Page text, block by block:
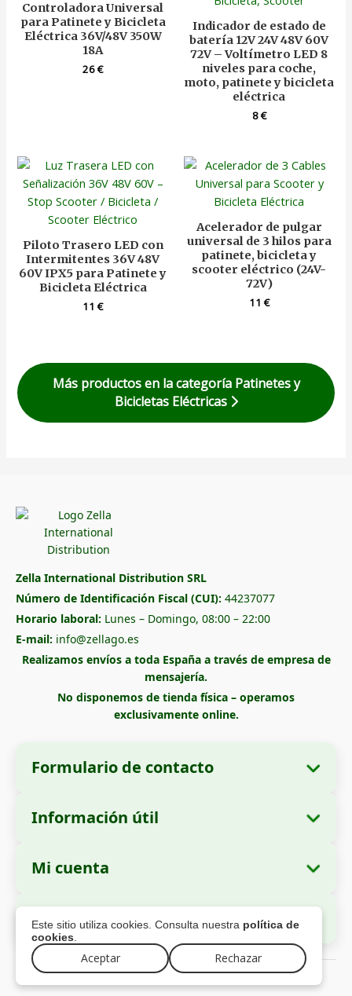
Este sitio utiliza cookies. Consulta nuestra política de
cookies
Aceptar Rechazar
Controladora Universal
para Patinete y Bicicleta
Eléctrica 36V/48V 350W
18A
26€
Indicador de estado de
batería 12V 24V 48V 60V
72V – Voltímetro LED 8
niveles para coche,
moto, patinete y bicicleta
eléctrica
8€
Piloto Trasero LED con
Intermitentes 36V 48V
60V IPX5 para Patinete y
Bicicleta Eléctrica
11€
Acelerador de pulgar
universal de 3 hilos para
patinete, bicicleta y
scooter eléctrico (24V-
72V)
11€
Más productos en la categoría Patinetes y
Bicicletas Eléctricas
Zella International Distribution SRL
Número de Identificación Fiscal (CUI): 44237077
Horario laboral: Lunes – Domingo, 08:00 – 22:00
E-mail: info@zellago.es
Realizamos envíos a toda España a través de empresa de
mensajería.
No disponemos de tienda física – operamos
exclusivamente online.
Formulario de contacto
Razón social:
SRL
Domicilio social:Strada Cuza Vodă nr. 97,
Sector 4, București, 040283, Rumanía
Número de Identificación Fiscal (CUI):
44237077
Información útil
Cómo realizar un pedido
Métodos de pago
Información de envío
Política de devoluciones
Garantía
Mi cuenta
Mis pedidos
Datos personales
Direcciones
Pago Seguro
© 2026 zellago.es – Todos los derechos reservados